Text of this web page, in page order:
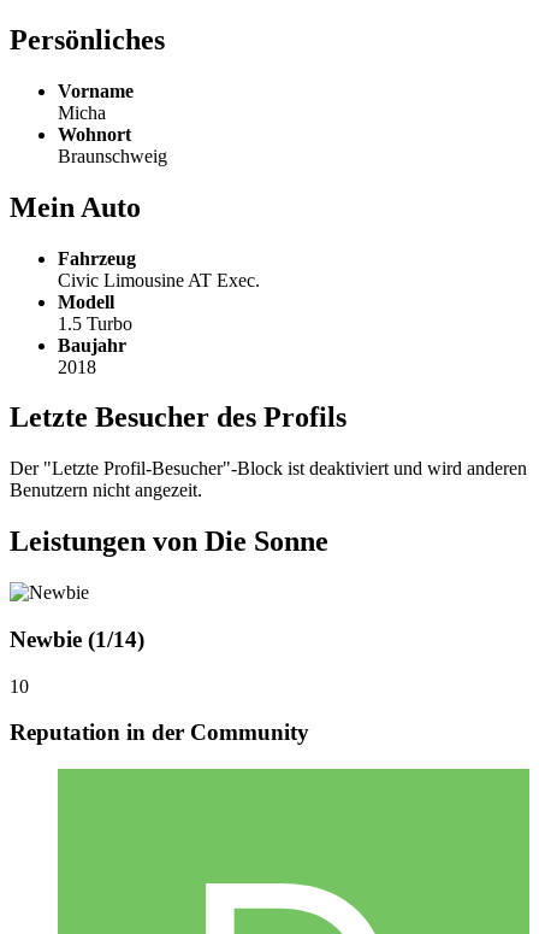
Persönliches
Vorname
Micha
Wohnort
Braunschweig
Mein Auto
Fahrzeug
Civic Limousine AT Exec.
Modell
1.5 Turbo
Baujahr
2018
Letzte Besucher des Profils
Der "Letzte Profil-Besucher"-Block ist deaktiviert und wird anderen
Benutzern nicht angezeit.
Leistungen von Die Sonne
Newbie (1/14)
10
Reputation in der Community